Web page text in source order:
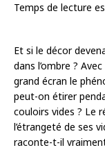
Temps de lecture
Et si le décor
dans l’ombre ? Avec
grand écran le
peut-on étirer
couloirs vides ? Le
l’étrangeté de ses
raconte-t-il